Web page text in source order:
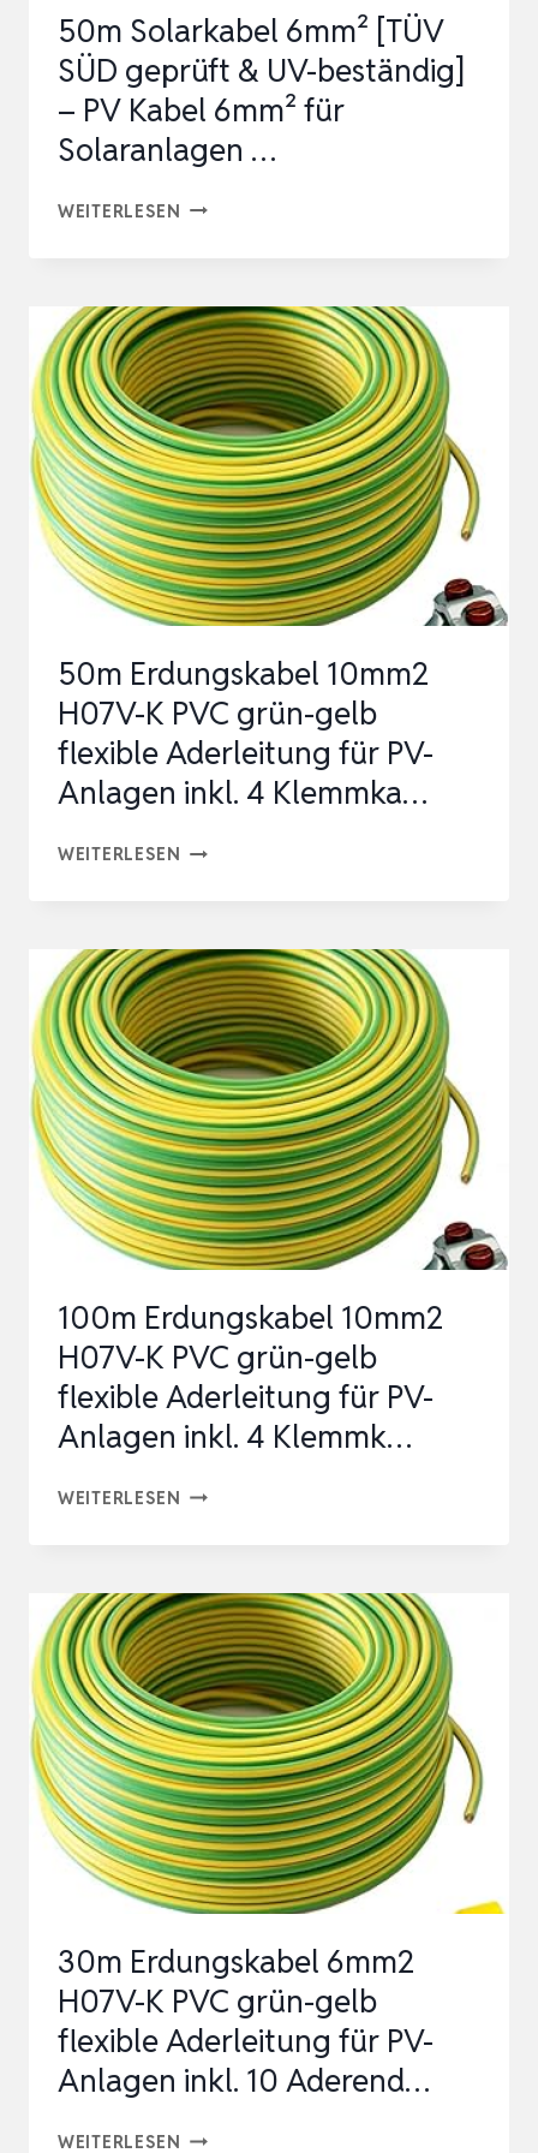
50m Solarkabel 6mm² [TÜV
SÜD geprüft & UV-beständig]
– PV Kabel 6mm² für
Solaranlagen …
WEITERLESEN 50M
[TÜV
SÜD
GEPRÜFT
&
UV-
BESTÄNDIG]
–
PV
KABEL
FÜR
SOLARANLAGEN
…
50m Erdungskabel 10mm2
H07V-K PVC grün-gelb
flexible Aderleitung für PV-
Anlagen inkl. 4 Klemmka…
WEITERLESEN 50M
H07V-
K
PVC
GRÜN-
GELB
FLEXIBLE
ADERLEITUNG
FÜR
PV-
INKL.
4
KLEMMKA…
100m Erdungskabel 10mm2
H07V-K PVC grün-gelb
flexible Aderleitung für PV-
Anlagen inkl. 4 Klemmk…
WEITERLESEN 100M
H07V-
K
PVC
GRÜN-
GELB
FLEXIBLE
ADERLEITUNG
FÜR
PV-
INKL.
4
KLEMMK…
30m Erdungskabel 6mm2
H07V-K PVC grün-gelb
flexible Aderleitung für PV-
Anlagen inkl. 10 Aderend…
WEITERLESEN 30M